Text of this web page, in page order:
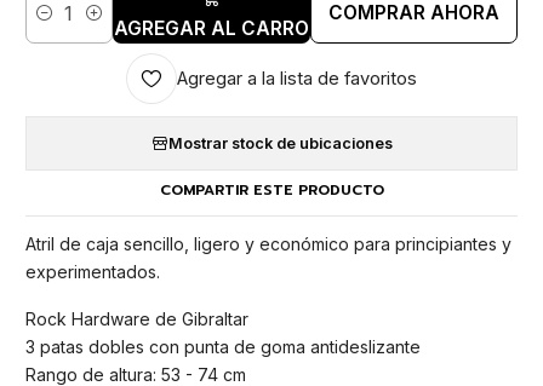
Cantidad AGREGAR AL CARRO
COMPRAR AHORA
Agregar a la lista de favoritos
Mostrar stock de ubicaciones
COMPARTIR ESTE PRODUCTO
Atril de caja sencillo, ligero y económico para principiantes y
experimentados.
Rock Hardware de Gibraltar
3 patas dobles con punta de goma antideslizante
Rango de altura: 53 - 74 cm